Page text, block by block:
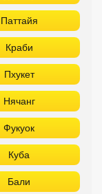
Паттайя
Краби
Пхукет
Нячанг
Фукуок
Куба
Бали